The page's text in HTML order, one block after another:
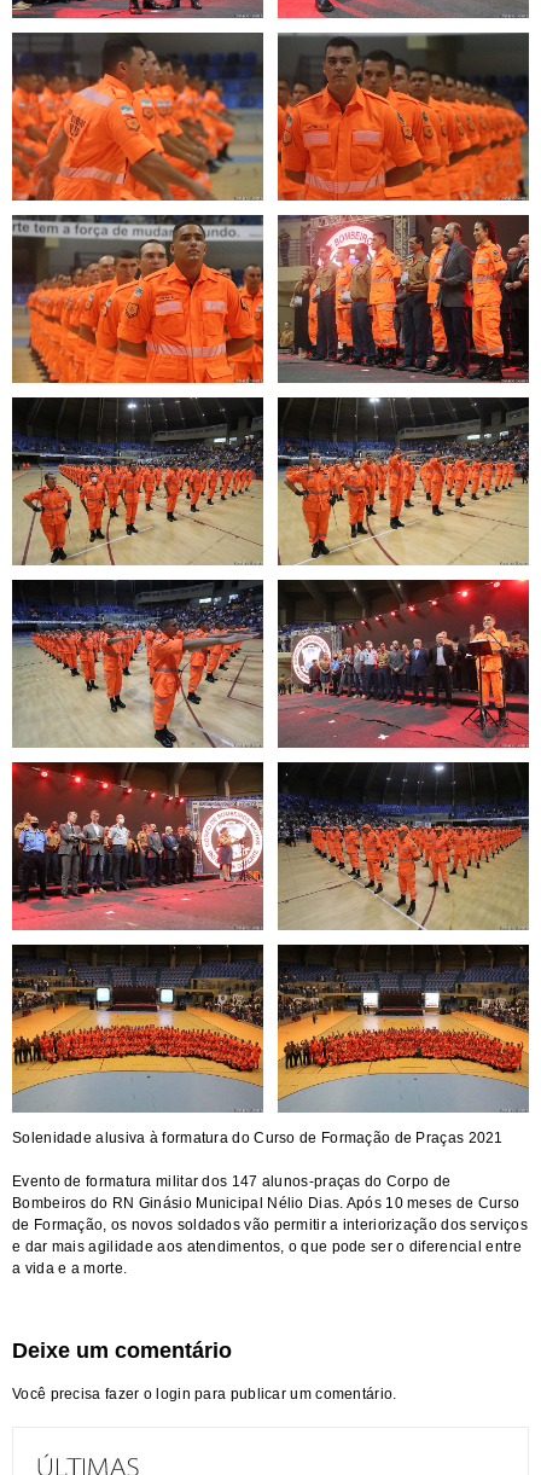
Solenidade alusiva à formatura do Curso de Formação de Praças 2021
Evento de formatura militar dos 147 alunos-praças do Corpo de
Bombeiros do RN Ginásio Municipal Nélio Dias. Após 10 meses de Curso
de Formação, os novos soldados vão permitir a interiorização dos serviços
e dar mais agilidade aos atendimentos, o que pode ser o diferencial entre
a vida e a morte.
Deixe um comentário
Você precisa fazer ologin para publicar um comentário.